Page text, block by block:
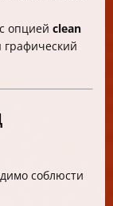
опцией clean
соблюсти